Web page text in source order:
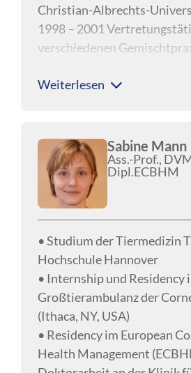
Christian-Albrechts-
1998 – 2001
verschiedenen
2001 – 2002
WestfaliaSurge GmbH,
2003 Promotion
2005 bis heute Tierärztin in
wissenschaftlichen
Wiederkäuer,
Boehringer Ingelheim
Weiterlesen
Sabine Mann
Ass.-Prof.,
Dipl.ECBHM
• Studium der Tiermedizin
Hochschule Hannover
• Internship und Residency
Großtierambulanz der
(Ithaca, NY, USA)
• Residency im European
Health Management